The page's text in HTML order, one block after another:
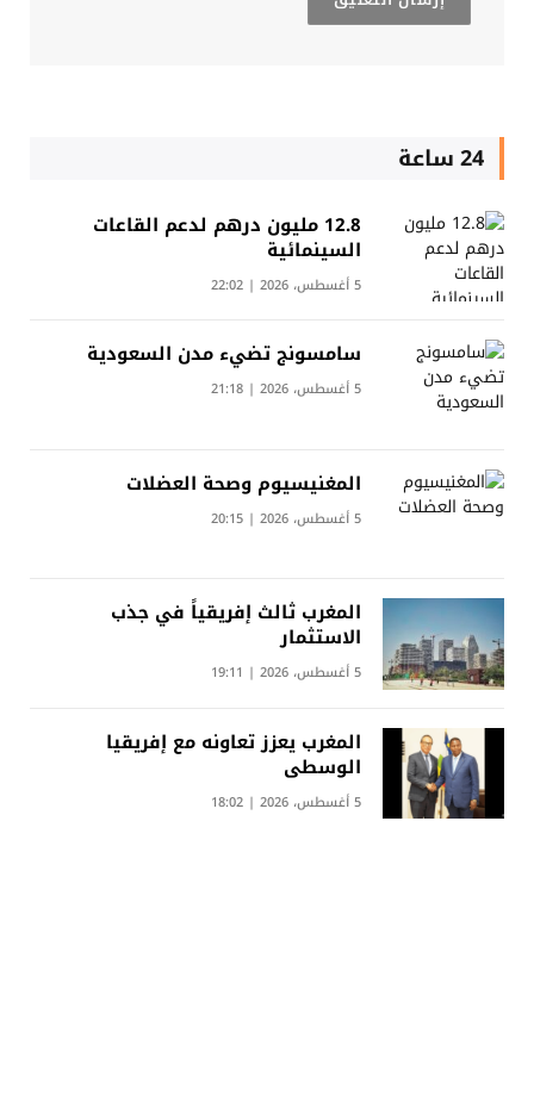
24 ساعة
12.8 مليون درهم لدعم القاعات
السينمائية
5 أغسطس، 2026 | 22:02
سامسونج تضيء مدن السعودية
5 أغسطس، 2026 | 21:18
المغنيسيوم وصحة العضلات
5 أغسطس، 2026 | 20:15
المغرب ثالث إفريقياً في جذب
الاستثمار
5 أغسطس، 2026 | 19:11
المغرب يعزز تعاونه مع إفريقيا
الوسطى
5 أغسطس، 2026 | 18:02